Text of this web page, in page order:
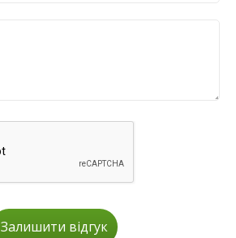
Залишити відгук